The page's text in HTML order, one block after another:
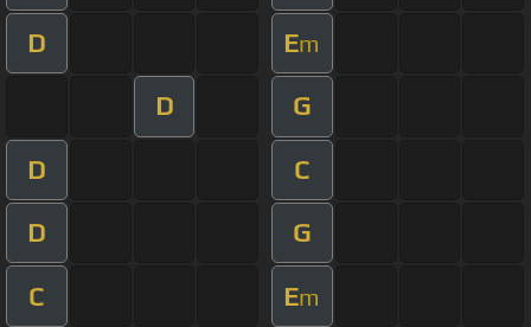
D Em
D G
D C
D G
C Em